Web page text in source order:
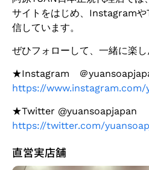
サイトをはじめ、 Instagramや
信しています。
ぜひフォローして、一緒に楽
★Instagram ＠
https://www.instagram.com/
★Twitter @yuansoapjapan
https://twitter.com/
直営実店舗